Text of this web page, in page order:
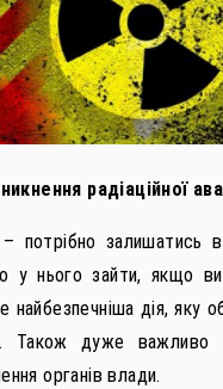
радіаційної
потрібно залишатись
у нього зайти, якщо
найбезпечніша дія, яку
Також дуже важливо
органів влади.